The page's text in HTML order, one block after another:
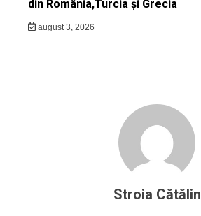
din România,Turcia și Grecia
august 3, 2026
Stroia Cătălin